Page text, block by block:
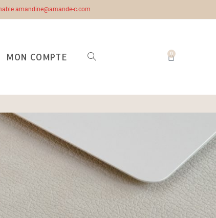
amandine@amande-c.com
MON COMPTE 0